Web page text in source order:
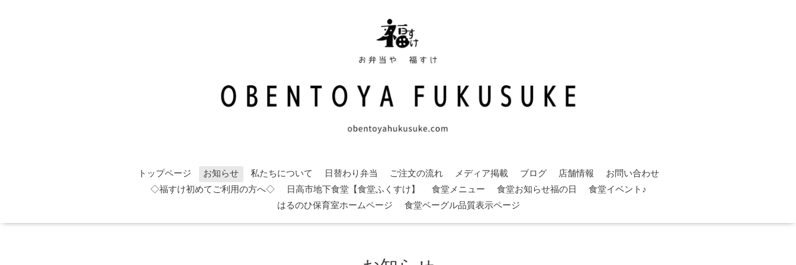
トップページ お知らせ 私たちについて 日替わり弁当 ご注文の流れ メディア掲載 ブログ 店舗情報
お問い合わせ
◇福すけ初めてご利用の方へ◇
日高市地下食堂【食堂ふくすけ】 食堂メニュー 食堂お知らせ福の日
食堂イベント♪
はるのひ保育室ホームページ
食堂ベーグル品質表示ページ